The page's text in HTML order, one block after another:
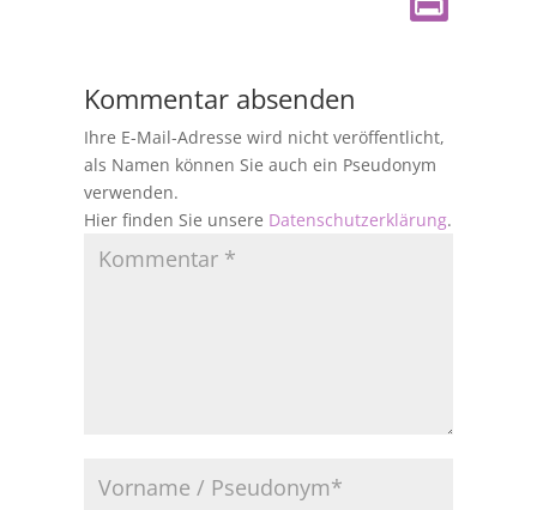
Kommentar absenden
Ihre E-Mail-Adresse wird nicht veröffentlicht,
als Namen können Sie auch ein Pseudonym
verwenden.
Hier finden Sie unsere Datenschutzerklärung.